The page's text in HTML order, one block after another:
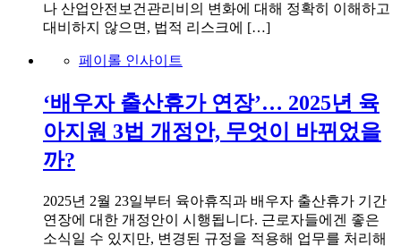
나 산업안전보건관리비의 변화에 대해 정확히 이해하고
대비하지 않으면, 법적 리스크에 […]
페이롤 인사이트
‘배우자 출산휴가 연장’… 2025년 육
아지원 3법 개정안, 무엇이 바뀌었을
까?
2025년 2월 23일부터 육아휴직과 배우자 출산휴가 기간
연장에 대한 개정안이 시행됩니다. 근로자들에겐 좋은
소식일 수 있지만, 변경된 규정을 적용해 업무를 처리해